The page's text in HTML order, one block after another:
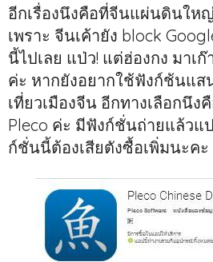
อีกเรื่องนึงคือที่จีนแผ่นดินให
เพราะ จีนเค้ายัง block
นี้ไปเลย แป่ว! แต่ฮ่องกง มาเ
ค่ะ หากยังอยากใช้ฟังก์ช้นแ
เที่ยวเมืองจีน อีกทางเลือกนึง
Pleco ค่ะ มีฟังก์ชั่นถ่ายแล้วแ
ก์ชั่นนี้ต้องเสียตังซื้อเพิ่มนะค